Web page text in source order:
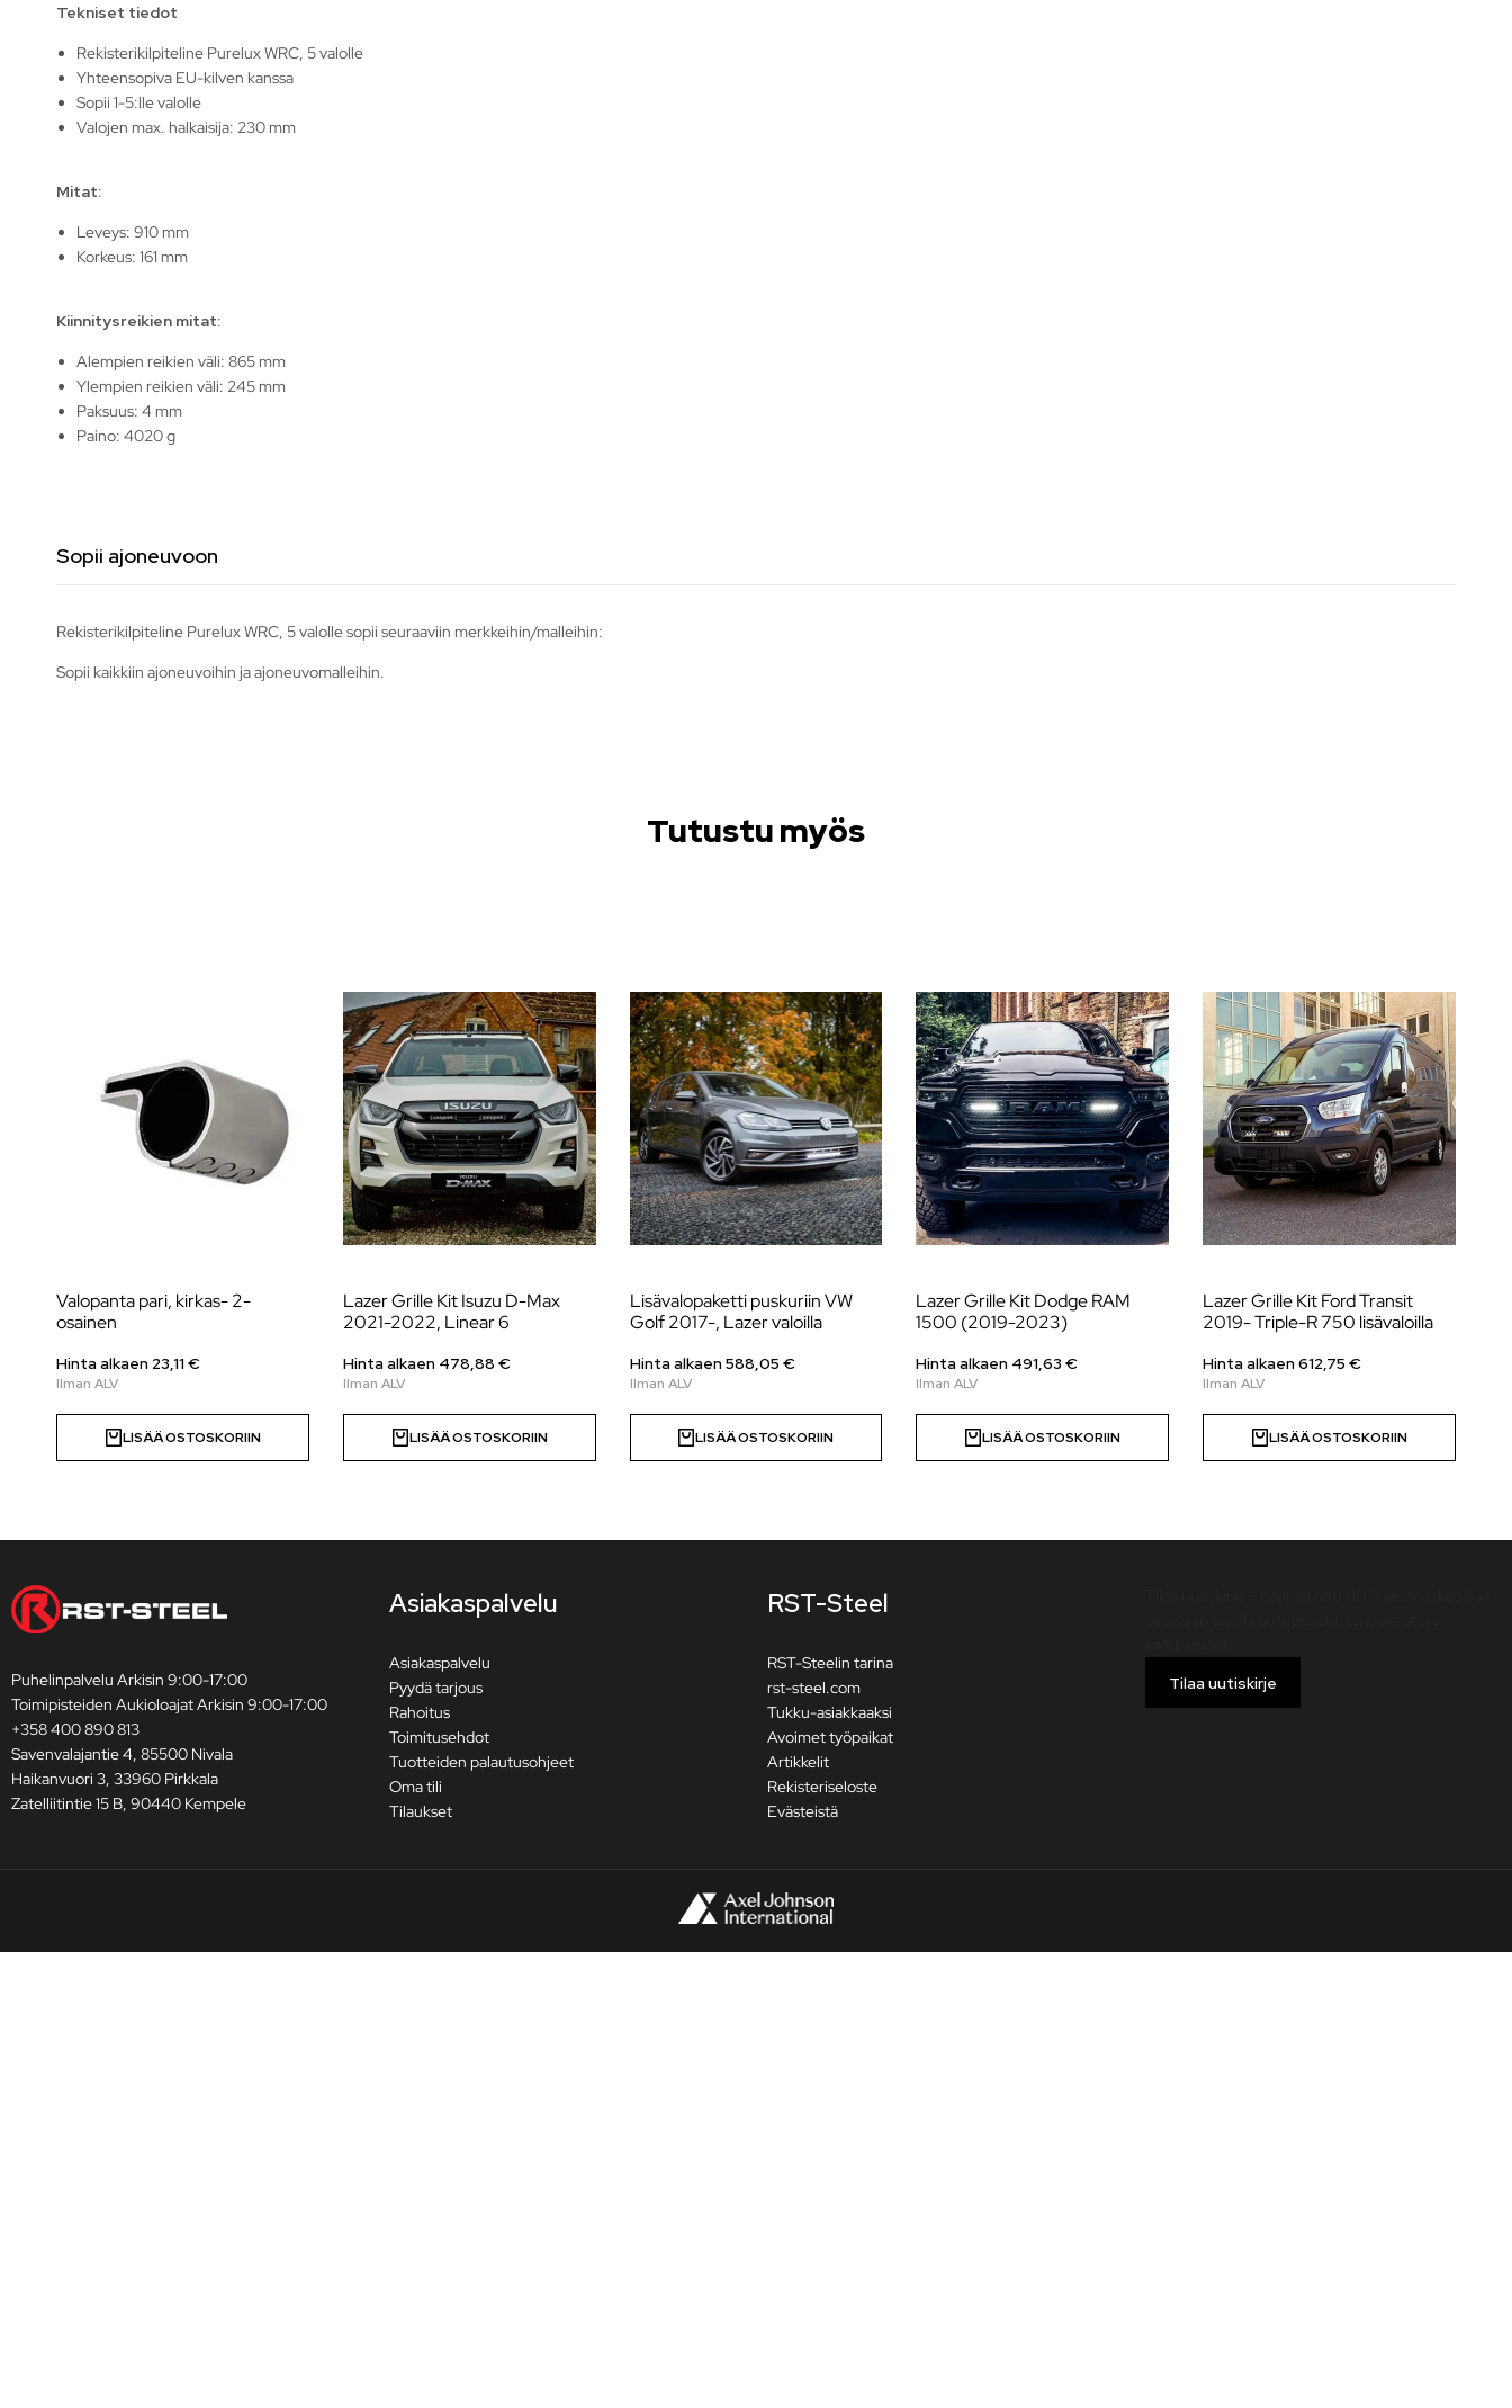
Tekniset tiedot
Rekisterikilpiteline Purelux WRC, 5 valolle
Yhteensopiva EU-kilven kanssa
Sopii 1-5:lle valolle
Valojen max. halkaisija: 230 mm
Mitat:
Leveys: 910 mm
Korkeus: 161 mm
Kiinnitysreikien mitat:
Alempien reikien väli: 865 mm
Ylempien reikien väli: 245 mm
Paksuus: 4 mm
Paino: 4020 g
Sopii ajoneuvoon
Rekisterikilpiteline Purelux WRC, 5 valolle sopii seuraaviin merkkeihin/malleihin:
Sopii kaikkiin ajoneuvoihin ja ajoneuvomalleihin.
Tutustu myös
Valopanta pari, kirkas- 2-
osainen
Hinta alkaen 23,11€
LISÄÄ OSTOSKORIIN
Lazer Grille Kit Isuzu D-Max
2021-2022, Linear 6
Hinta alkaen 478,88 €
LISÄÄ OSTOSKORIIN
Lisävalopaketti puskuriin VW
Golf 2017-, Lazer valoilla
Hinta alkaen588,05 €
LISÄÄ OSTOSKORIIN
Lazer Grille Kit Dodge RAM
1500 (2019-2023)
Hinta alkaen 491,63€
LISÄÄ OSTOSKORIIN
Lazer Grille Kit Ford Transit
2019- Triple-R 750 lisävaloilla
Hinta alkaen612,75€
LISÄÄ OSTOSKORIIN
Puhelinpalvelu Arkisin 9:00-17:00
Toimipisteiden Aukioloajat Arkisin 9:00-17:00
+358 400 890 813
Savenvalajantie 4, 85500 Nivala
Haikanvuori 3, 33960 Pirkkala
Zatelliitintie 15 B, 90440 Kempele
Asiakaspalvelu
Asiakaspalvelu
Pyydä tarjous
Rahoitus
Toimitusehdot
Tuotteiden palautusohjeet
Oma tili
Tilaukset
RST-Steel
RST-Steelin tarina
rst-steel.com
Tukku-asiakkaaksi
Avoimet työpaikat
Artikkelit
Rekisteriseloste
Evästeistä
Tilaa uutiskirje